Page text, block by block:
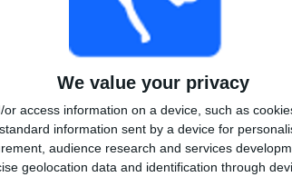
We value your privacy
or access information on a device, such as
information sent by a device for
audience research and services
geolocation data and identification through
4
VS Brazil
7
COMPETITIES